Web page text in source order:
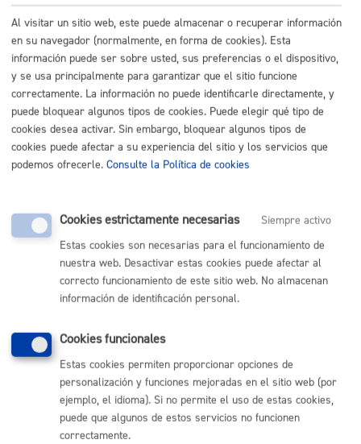
TELÉFONO
MÁQUINA
Contratación administrativa
ONLINE
PRESENCIAL
TELÉFONO
Envío de factura electrónica
ONLINE
PRESENCIAL
TELÉFONO
Fianzas y garantías: depósito y/o devolución
certificado electrónico
ONLINE
Al visitar un sitio web, este puede almacenar o recuperar información
en su navegador (normalmente, en forma de cookies). Esta
información puede ser sobre usted, sus preferencias o el dispositivo,
y se usa principalmente para garantizar que el sitio funcione
correctamente. La información no puede identificarle directamente, y
puede bloquear algunos tipos de cookies. Puede elegir qué tipo de
cookies desea activar. Sin embargo, bloquear algunos tipos de
cookies puede afectar a su experiencia del sitio y los servicios que
podemos ofrecerle. Consulte la Política de cookies
Cookies estrictamente necesarias
Siempre activo
Estas cookies son necesarias para el funcionamiento de
nuestra web. Desactivar estas cookies puede afectar al
correcto funcionamiento de este sitio web. No almacenan
información de identificación personal.
Cookies funcionales
Estas cookies permiten proporcionar opciones de
personalización y funciones mejoradas en el sitio web (por
ejemplo, el idioma). Si no permite el uso de estas cookies,
puede que algunos de estos servicios no funcionen
correctamente.